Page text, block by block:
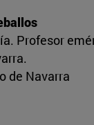
Profesor
de Navarra